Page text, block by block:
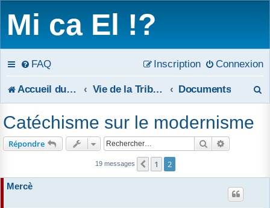
Mi ca El !?
FAQ Connexion
Inscription
Accueil du forum Vie de la Tribune Documents
e
Catéchisme sur le modernisme
Répondre Rechercher
19 messages Précédent
1 2
Mercè